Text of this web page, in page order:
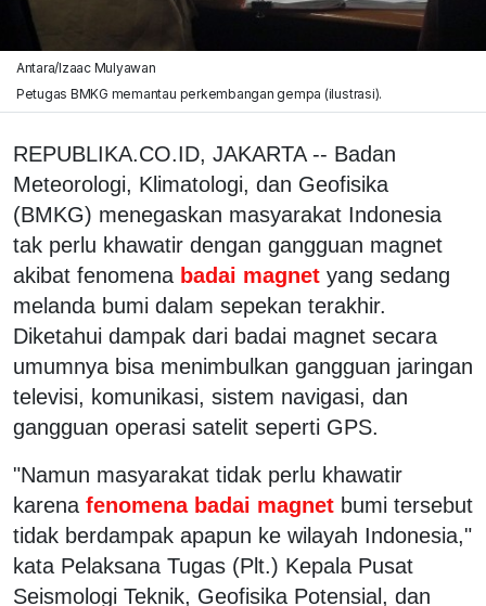
Antara/Izaac Mulyawan
Petugas BMKG memantau perkembangan gempa (ilustrasi).
REPUBLIKA.CO.ID, JAKARTA -- Badan
Meteorologi, Klimatologi, dan Geofisika
(BMKG) menegaskan masyarakat Indonesia
tak perlu khawatir dengan gangguan magnet
akibat fenomena badai magnet yang sedang
melanda bumi dalam sepekan terakhir.
Diketahui dampak dari badai magnet secara
umumnya bisa menimbulkan gangguan jaringan
televisi, komunikasi, sistem navigasi, dan
gangguan operasi satelit seperti GPS.
"Namun masyarakat tidak perlu khawatir
karena fenomena badai magnet bumi tersebut
tidak berdampak apapun ke wilayah Indonesia,"
kata Pelaksana Tugas (Plt.) Kepala Pusat
Seismologi Teknik, Geofisika Potensial, dan